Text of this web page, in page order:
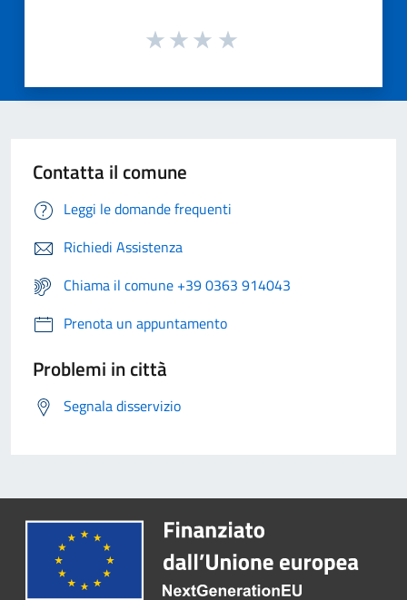
Contatta il comune
Leggi le domande frequenti
Richiedi Assistenza
Chiama il comune +39 0363 914043
Prenota un appuntamento
Problemi in città
Segnala disservizio